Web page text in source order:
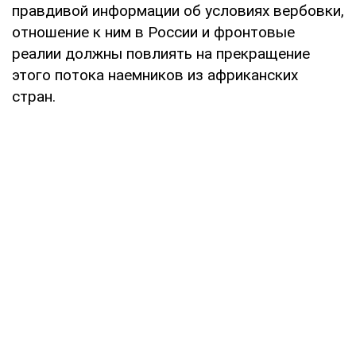
правдивой информации об условиях вербовки,
отношение к ним в России и фронтовые
реалии должны повлиять на прекращение
этого потока наемников из африканских
стран.